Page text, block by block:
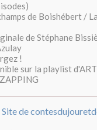
de Boishébert /
de Stéphane
!
sur la playlist